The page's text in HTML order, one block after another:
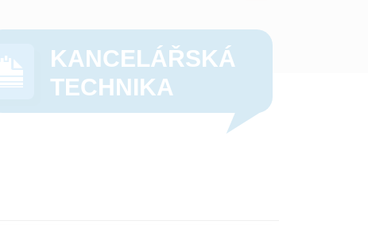
KANCELÁŘSKÁ
TECHNIKA